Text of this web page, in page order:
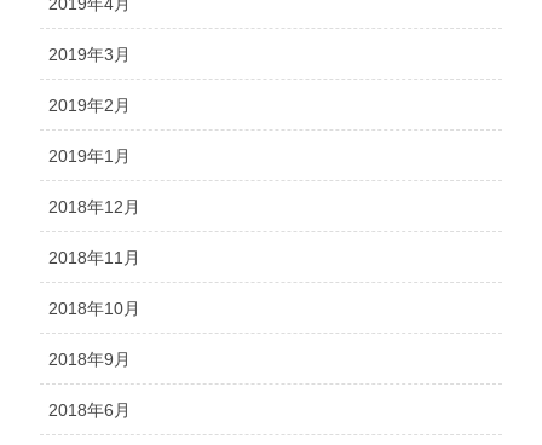
2019年3月
2019年2月
2019年1月
2018年12月
2018年11月
2018年10月
2018年9月
2018年6月